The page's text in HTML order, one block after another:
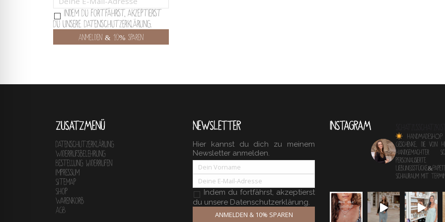
Indem Du fortfährst, akzeptierst
Du unsere Datenschutzerklärung.
ZUSATZMENÜ
Datenschutzerklärung
Widerrufsbelehrung
Bestellung widerrufen
Impressum
Sitemap
Shop
Warenkorb
AGB
NEWSLETTER
Hier kannst du dich zu meinem
Newsletter anmelden.
Indem du fortfährst, akzeptierst
du unsere Datenschutzerklärung.
ANMELDEN & 10% SPAREN
INSTAGRAM
Geschenke, die von
Handgemachter
personalisierte
Schauraum mit